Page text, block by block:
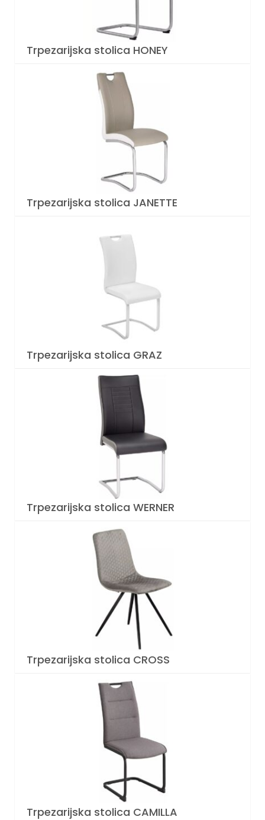
Trpezarijska stolica HONEY
Trpezarijska stolica JANETTE
Trpezarijska stolica GRAZ
Trpezarijska stolica WERNER
Trpezarijska stolica CROSS
Trpezarijska stolica CAMILLA